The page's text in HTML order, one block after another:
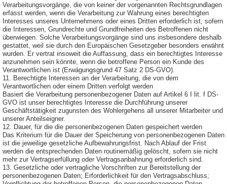
Verarbeitungsvorgänge, die von keiner der vorgenannten Rechtsgrundlagen
erfasst werden, wenn die Verarbeitung zur Wahrung eines berechtigten
Interesses unseres Unternehmens oder eines Dritten erforderlich ist, sofern
die Interessen, Grundrechte und Grundfreiheiten des Betroffenen nicht
überwiegen. Solche Verarbeitungsvorgänge sind uns insbesondere deshalb
gestattet, weil sie durch den Europäischen Gesetzgeber besonders erwähnt
wurden. Er vertrat insoweit die Auffassung, dass ein berechtigtes Interesse
anzunehmen sein könnte, wenn die betroffene Person ein Kunde des
Verantwortlichen ist (Erwägungsgrund 47 Satz 2 DS-GVO).
11. Berechtigte Interessen an der Verarbeitung, die von dem
Verantwortlichen oder einem Dritten verfolgt werden
Basiert die Verarbeitung personenbezogener Daten auf Artikel 6 I lit. f DS-
GVO ist unser berechtigtes Interesse die Durchführung unserer
Geschäftstätigkeit zugunsten des Wohlergehens all unserer Mitarbeiter und
unserer Anteilseigner.
12. Dauer, für die die personenbezogenen Daten gespeichert werden
Das Kriterium für die Dauer der Speicherung von personenbezogenen Daten
ist die jeweilige gesetzliche Aufbewahrungsfrist. Nach Ablauf der Frist
werden die entsprechenden Daten routinemäßig gelöscht, sofern sie nicht
mehr zur Vertragserfüllung oder Vertragsanbahnung erforderlich sind.
13. Gesetzliche oder vertragliche Vorschriften zur Bereitstellung der
personenbezogenen Daten; Erforderlichkeit für den Vertragsabschluss;